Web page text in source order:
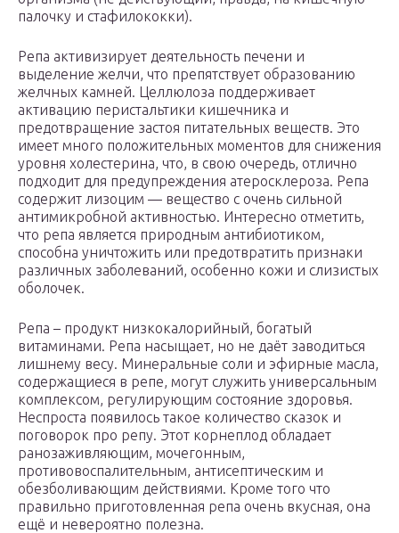
палочку и стафилококки).
Репа активизирует деятельность печени и
выделение желчи, что препятствует образованию
желчных камней. Целлюлоза поддерживает
активацию перистальтики кишечника и
предотвращение застоя питательных веществ. Это
имеет много положительных моментов для снижения
уровня холестерина, что, в свою очередь, отлично
подходит для предупреждения атеросклероза. Репа
содержит лизоцим — вещество с очень сильной
антимикробной активностью. Интересно отметить,
что репа является природным антибиотиком,
способна уничтожить или предотвратить признаки
различных заболеваний, особенно кожи и слизистых
оболочек.
Репа – продукт низкокалорийный, богатый
витаминами. Репа насыщает, но не даёт заводиться
лишнему весу. Минеральные соли и эфирные масла,
содержащиеся в репе, могут служить универсальным
комплексом, регулирующим состояние здоровья.
Неспроста появилось такое количество сказок и
поговорок про репу. Этот корнеплод обладает
ранозаживляющим, мочегонным,
противовоспалительным, антисептическим и
обезболивающим действиями. Кроме того что
правильно приготовленная репа очень вкусная, она
ещё и невероятно полезна.